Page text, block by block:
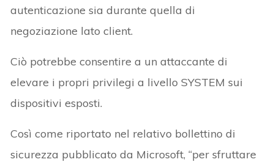
autenticazione sia durante quella di
negoziazione lato client.
Ciò potrebbe consentire a un attaccante di
elevare i propri privilegi a livello SYSTEM sui
dispositivi esposti.
Così come riportato nel relativo bollettino di
sicurezza pubblicato da Microsoft, “per sfruttare